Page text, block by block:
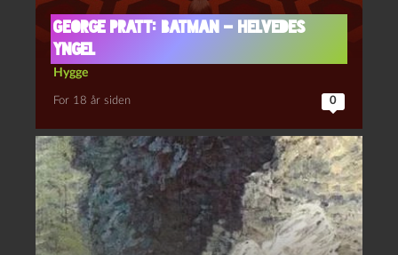
George Pratt: Batman – Helvedes
Yngel
Hygge
For 18 år siden 0